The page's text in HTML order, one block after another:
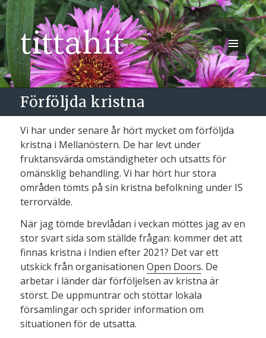
tittahit
MENY
OCH
WIDGETS
Förföljda kristna
Vi har under senare år hört mycket om förföljda
kristna i Mellanöstern. De har levt under
fruktansvärda omständigheter och utsatts för
omänsklig behandling. Vi har hört hur stora
områden tömts på sin kristna befolkning under IS
terrorvälde.
När jag tömde brevlådan i veckan möttes jag av en
stor svart sida som ställde frågan: kommer det att
finnas kristna i Indien efter 2021? Det var ett
utskick från organisationenOpen Doors. De
arbetar i länder där förföljelsen av kristna är
störst. De uppmuntrar och stöttar lokala
församlingar och sprider information om
situationen för de utsatta.